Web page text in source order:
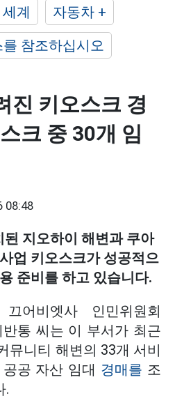
세계
자동차 +
참조하십시오
진 키오스크 경
크 중 30개 임
08:48
지오하이 해변과 쿠아
업 키오스크가 성공적으
준비를 하고 있습니다.
끄어비엣사 인민위원회
통 씨는 이 부서가 최근
뮤니티 해변의 33개 서비
공 자산 임대 경매를 조
.